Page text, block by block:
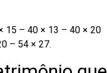
15 – 40 × 13 – 40 × 20
– 54 × 27.